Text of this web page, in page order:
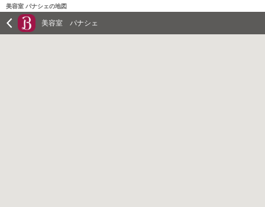
美容室 パナシェの地図
美容室 パナシェ